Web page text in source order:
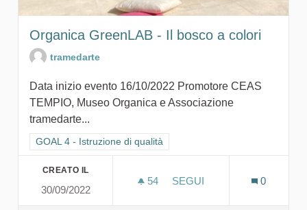
Organica GreenLAB - Il bosco a colori
tramedarte
Data inizio evento 16/10/2022 Promotore CEAS
TEMPIO, Museo Organica e Associazione
tramedarte...
Filtra i risultati per categoria: GOAL 4 - Istruzione di qualità
GOAL 4 - Istruzione di qualità
CREATO IL
30/09/2022
54 54 SOSTENITORI
SEGUI
0